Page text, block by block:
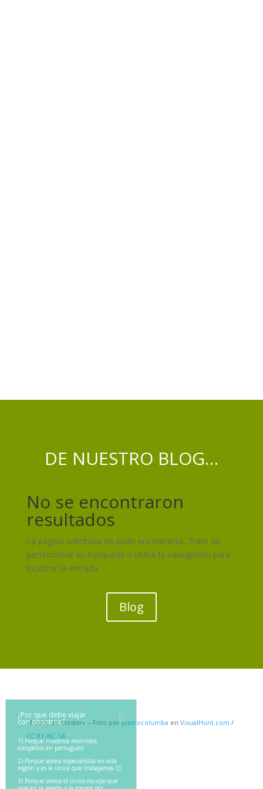
¿Por qué debe viajar
con nosotros?
1) Porque nuestros recorridos
completos en portugués!
2) Porque somos especialistas en esta
región y es la única que trabajamos 🙂
3) Porque somos el único equipo que
DE NUESTRO BLOG…
No se encontraron
resultados
La página solicitada no pudo encontrarse. Trate de
perfeccionar su búsqueda o utilice la navegación para
localizar la entrada.
Blog
«Ponte de Mostar» – Foto porpietrocolumba en VisualHunt.com /
CC BY-NC-SA